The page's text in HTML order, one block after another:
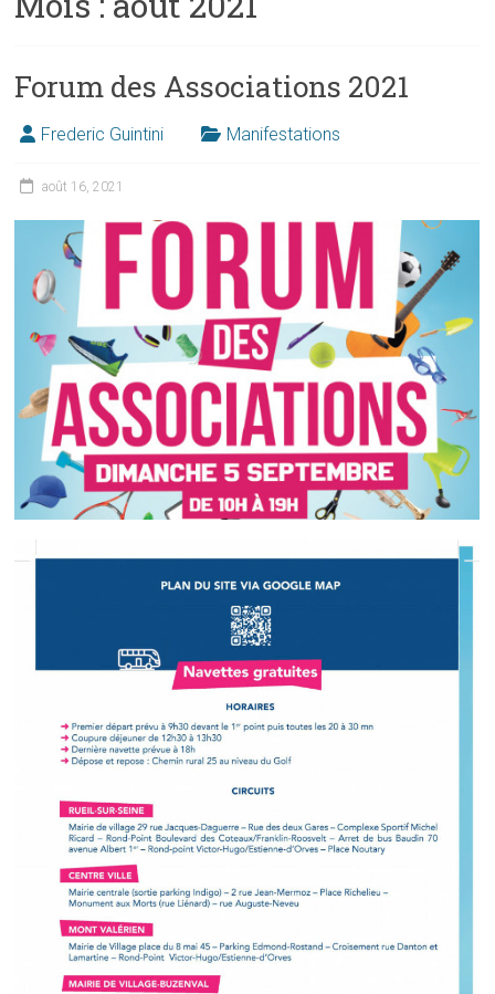
Forum des Associations 2021
Frederic Guintini Manifestations
août 16, 2021